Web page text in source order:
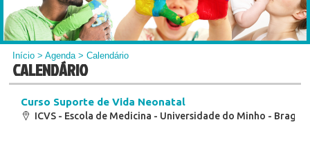
Início >Agenda> Calendário
CALENDÁRIO
Curso Suporte de Vida Neonatal
ICVS - Escola de Medicina - Universidade do Minho - Braga